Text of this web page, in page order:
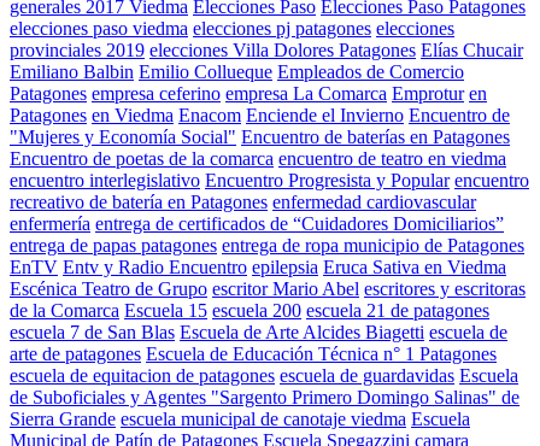
generales 2017 Viedma Elecciones Paso Elecciones Paso Patagones
elecciones paso viedma elecciones pj patagones elecciones
provinciales 2019 elecciones Villa Dolores Patagones Elías Chucair
Emiliano Balbin Emilio Collueque Empleados de Comercio
Patagones empresa ceferino empresa La Comarca Emprotur en
Patagones en Viedma Enacom Enciende el Invierno Encuentro de
"Mujeres y Economía Social" Encuentro de baterías en Patagones
Encuentro de poetas de la comarca encuentro de teatro en viedma
encuentro interlegislativo Encuentro Progresista y Popular encuentro
recreativo de batería en Patagones enfermedad cardiovascular
enfermería entrega de certificados de “Cuidadores Domiciliarios”
entrega de papas patagones entrega de ropa municipio de Patagones
EnTV Entv y Radio Encuentro epilepsia Eruca Sativa en Viedma
Escénica Teatro de Grupo escritor Mario Abel escritores y escritoras
de la Comarca Escuela 15 escuela 200 escuela 21 de patagones
escuela 7 de San Blas Escuela de Arte Alcides Biagetti escuela de
arte de patagones Escuela de Educación Técnica n° 1 Patagones
escuela de equitacion de patagones escuela de guardavidas Escuela
de Suboficiales y Agentes "Sargento Primero Domingo Salinas" de
Sierra Grande escuela municipal de canotaje viedma Escuela
Municipal de Patín de Patagones Escuela Spegazzini camara